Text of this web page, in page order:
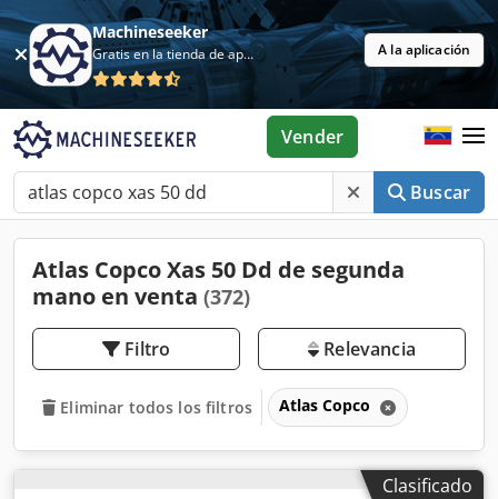
Machineseeker
Gratis en la tienda de aplicaciones A la aplicación
Buscar
Vender
Atlas Copco Xas 50 Dd de segunda
mano en venta (372)
Filtro Relevancia
Eliminar todos los filtros Atlas Copco
Clasificado